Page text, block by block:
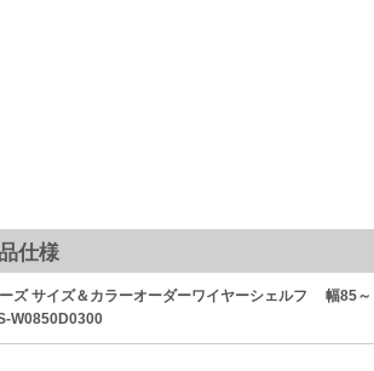
仕様
ーズ サイズ＆カラーオーダーワイヤーシェルフ 幅85～
W0850D0300